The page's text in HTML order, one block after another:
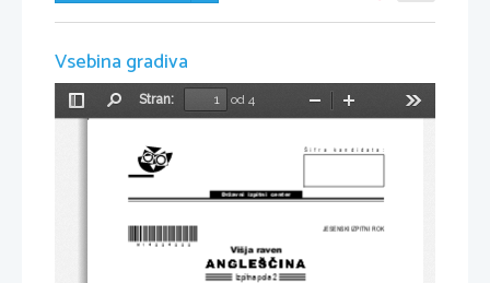
Vsebina gradiva
Preklopi
Stran:
od 4
Pomanjšaj
JESENSKI IZPITNI ROK
Višja raven
Državni  izpitni  center
Šifra kandidata:
Izpitna pola 2